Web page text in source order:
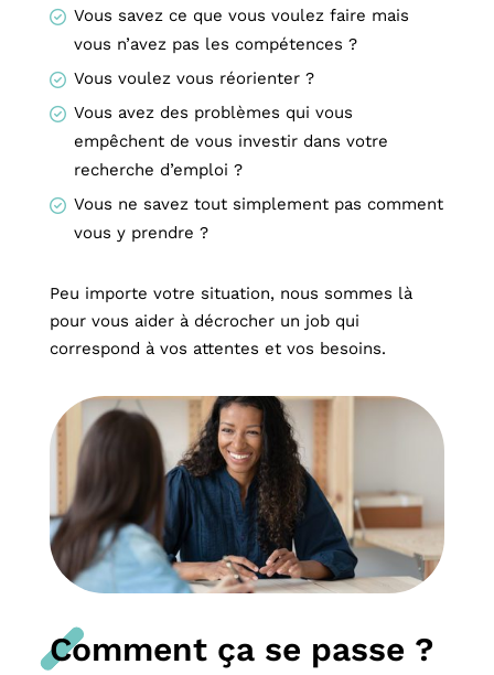
Vous savez ce que vous voulez faire mais
vous n’avez pas les compétences ?
Vous voulez vous réorienter ?
Vous avez des problèmes qui vous
empêchent de vous investir dans votre
recherche d’emploi ?
Vous ne savez tout simplement pas comment
vous y prendre ?
Peu importe votre situation, nous sommes là
pour vous aider à décrocher un job qui
correspond à vos attentes et vos besoins.
Comment ça se passe ?